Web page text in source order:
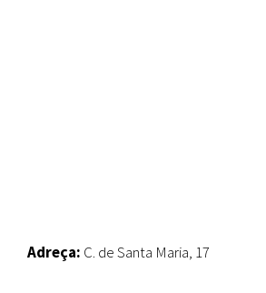
Adreça: C. de Santa Maria, 17